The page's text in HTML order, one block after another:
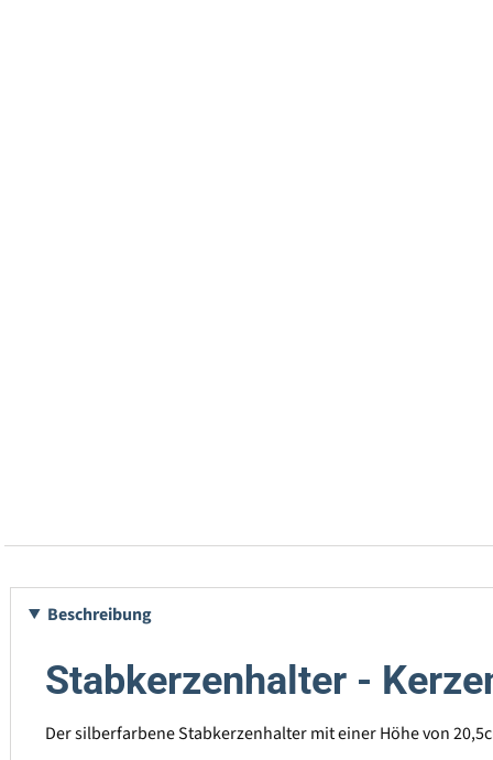
Beschreibung
Stabkerzenhalter -
Der silberfarbene Stabkerzenhalter mit einer Höhe von